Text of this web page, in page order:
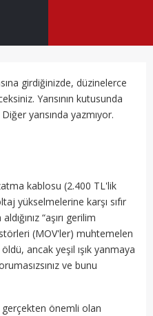
girdiğinizde, düzinelerce
Yarısının kutusunda
yarısında yazmıyor.
kablosu (2.400 TL'lik
yükselmelerine karşı sıfır
“aşırı gerilim
(MOV'ler) muhtemelen
ancak yeşil ışık yanmaya
ve bunu
önemli olan